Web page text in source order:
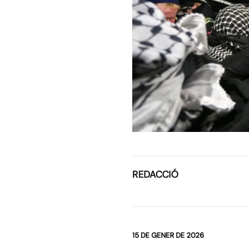
REDACCIÓ
15 DE GENER DE 2026